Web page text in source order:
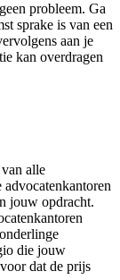
probleem. Ga
sprake is van een
aan je
kan overdragen
alle
jouw opdracht.
die jouw
dat de prijs